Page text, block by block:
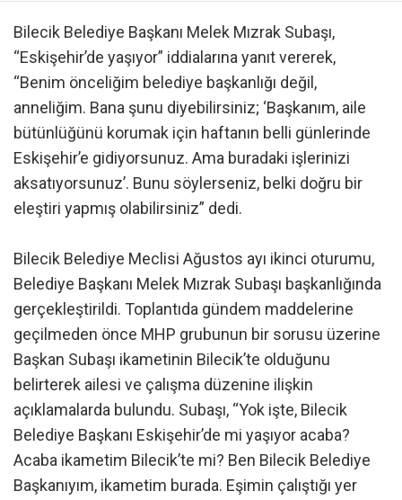
Bilecik Belediye Başkanı Melek Mızrak Subaşı,
“Eskişehir’de yaşıyor” iddialarına yanıt vererek,
“Benim önceliğim belediye başkanlığı değil,
anneliğim. Bana şunu diyebilirsiniz; ‘Başkanım, aile
bütünlüğünü korumak için haftanın belli günlerinde
Eskişehir’e gidiyorsunuz. Ama buradaki işlerinizi
aksatıyorsunuz’. Bunu söylerseniz, belki doğru bir
eleştiri yapmış olabilirsiniz” dedi.
Bilecik Belediye Meclisi Ağustos ayı ikinci oturumu,
Belediye Başkanı Melek Mızrak Subaşı başkanlığında
gerçekleştirildi. Toplantıda gündem maddelerine
geçilmeden önce MHP grubunun bir sorusu üzerine
Başkan Subaşı ikametinin Bilecik’te olduğunu
belirterek ailesi ve çalışma düzenine ilişkin
açıklamalarda bulundu. Subaşı, “Yok işte, Bilecik
Belediye Başkanı Eskişehir’de mi yaşıyor acaba?
Acaba ikametim Bilecik’te mi? Ben Bilecik Belediye
Başkanıyım, ikametim burada. Eşimin çalıştığı yer